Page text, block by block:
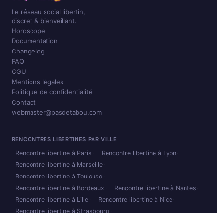
Le réseau social libertin,
discret & bienveillant.
Horoscope
Documentation
Changelog
FAQ
CGU
Mentions légales
Politique de confidentialité
Contact
webmaster@pasdetabou.com
RENCONTRES LIBERTINES PAR VILLE
Rencontre libertine à Paris
Rencontre libertine à Lyon
Rencontre libertine à Marseille
Rencontre libertine à Toulouse
Rencontre libertine à Bordeaux
Rencontre libertine à Nantes
Rencontre libertine à Lille
Rencontre libertine à Nice
Rencontre libertine à Strasbourg